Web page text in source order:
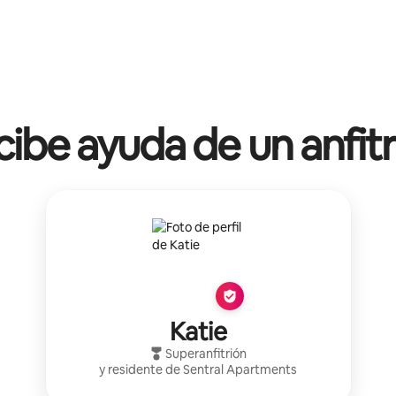
ayuda de un
Katie
Superanfitrión
y residente deSentral Apartments